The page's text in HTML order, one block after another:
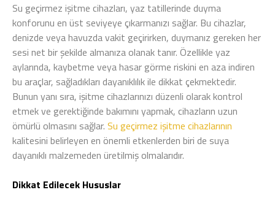
Su geçirmez işitme cihazları, yaz tatillerinde duyma
konforunu en üst seviyeye çıkarmanızı sağlar. Bu cihazlar,
denizde veya havuzda vakit geçirirken, duymanız gereken her
sesi net bir şekilde almanıza olanak tanır. Özellikle yaz
aylarında, kaybetme veya hasar görme riskini en aza indiren
bu araçlar, sağladıkları dayanıklılık ile dikkat çekmektedir.
Bunun yanı sıra, işitme cihazlarınızı düzenli olarak kontrol
etmek ve gerektiğinde bakımını yapmak, cihazların uzun
ömürlü olmasını sağlar. Su geçirmez işitme cihazlarının
kalitesini belirleyen en önemli etkenlerden biri de suya
dayanıklı malzemeden üretilmiş olmalarıdır.
Dikkat Edilecek Hususlar